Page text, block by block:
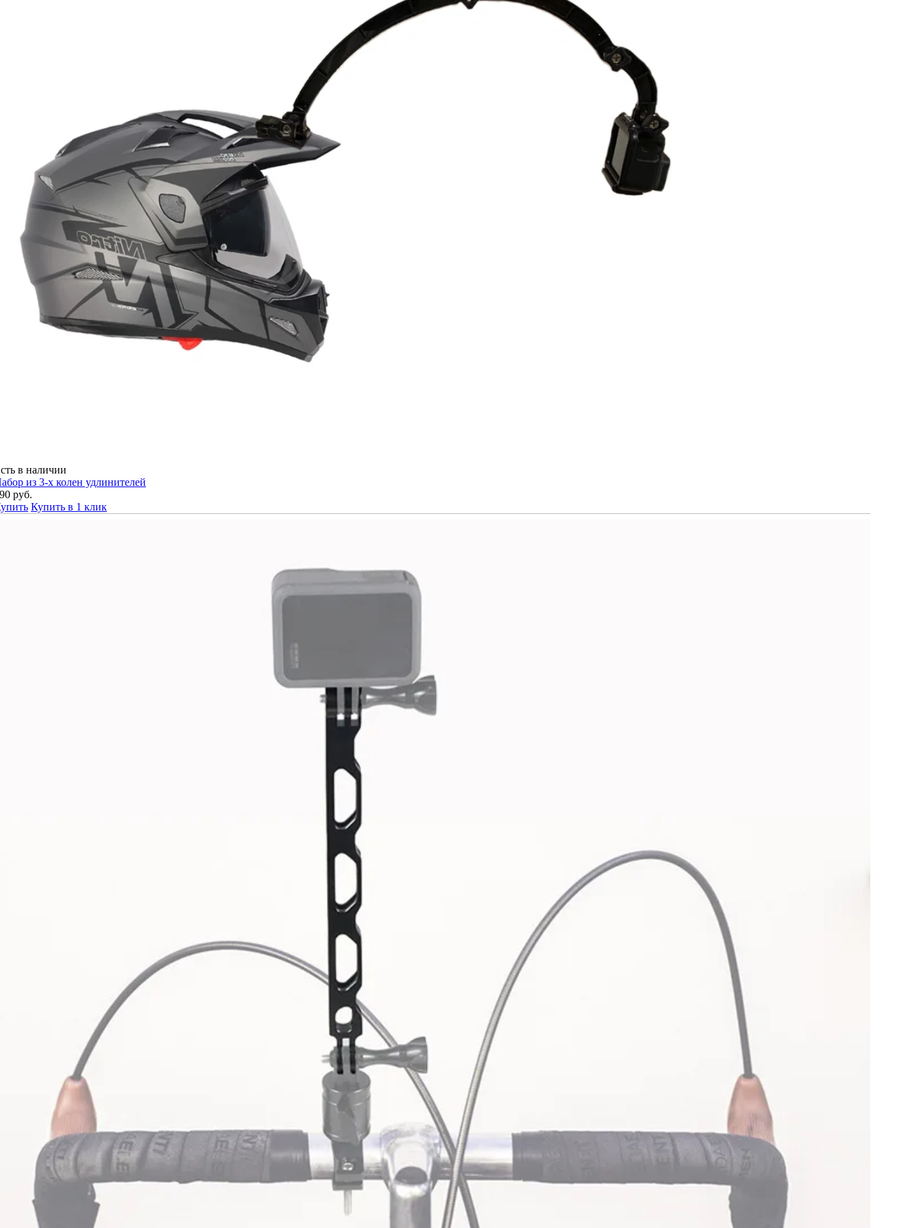
в наличии
из 3-х колен удлинителей
руб.
Купить в 1 клик